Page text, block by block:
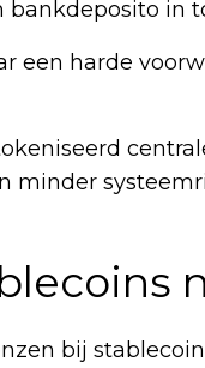
bankdeposito in
een harde
minder
bij